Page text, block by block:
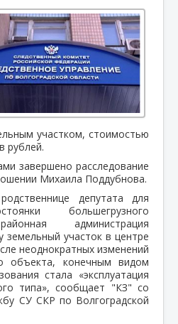
участком, стоимостью
рублей.
завершено расследование
Михаила Поддубнова.
депутата для
большегрузного
администрация
земельный участок в центре
неоднократных изменений
объекта, конечным видом
стала «эксплуатация
типа», сообщает "КЗ" со
СУ СКР по Волгоградской